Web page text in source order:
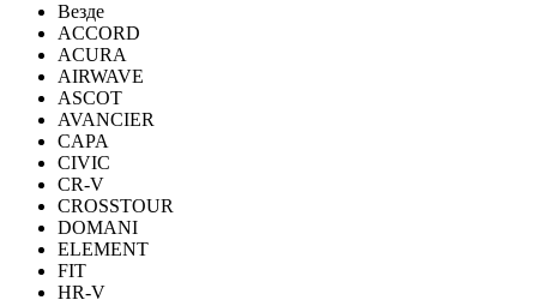
Везде
ACCORD
ACURA
AIRWAVE
ASCOT
AVANCIER
CAPA
CIVIC
CR-V
CROSSTOUR
DOMANI
ELEMENT
FIT
HR-V